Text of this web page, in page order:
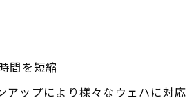
間を短縮
ップにより様々なウェハに対応